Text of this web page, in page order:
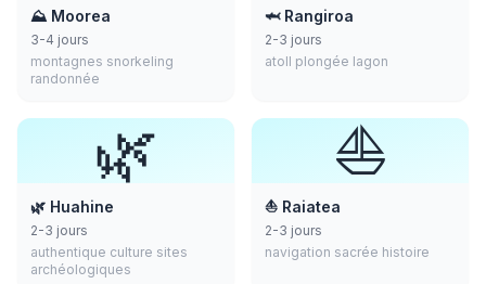
⛰️ Moorea
3-4 jours
montagnes snorkeling
randonnée
🦈 Rangiroa
2-3 jours
atoll plongée lagon
🌿
🌿 Huahine
2-3 jours
authentique culture sites
archéologiques
⛵
⛵ Raiatea
2-3 jours
navigation sacrée histoire